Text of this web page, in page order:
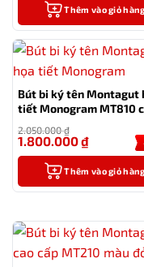
Thêm vào giỏ hàng
Bút bi ký tên Montagut
tiết Monogram MT810
2.050.000₫
1.800.000₫
Thêm vào giỏ hàng